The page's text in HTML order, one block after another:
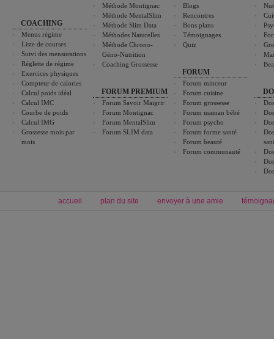
COACHING
Menus régime
Liste de courses
Suivi des mensurations
Réglette de régime
Exercices physiques
Compteur de calories
Calcul poids idéal
Calcul IMC
Courbe de poids
Calcul IMG
Grossesse mois par
mois
Méthode Montignac
Méthode MentalSlim
Méthode Slim Data
Méthodes Naturelles
Méthode Chrono-
Géno-Nutrition
Coaching Grossesse
FORUM PREMIUM
Forum Savoir Maigrir
Forum Montignac
Forum MentalSlim
Forum SLIM data
Blogs
Rencontres
Bons plans
Témoignages
Quiz
FORUM
Forum minceur
Forum cuisine
Forum grossesse
Forum maman bébé
Forum psycho
Forum forme santé
Forum beauté
Forum communauté
accueil plan du site envoyer à une amie